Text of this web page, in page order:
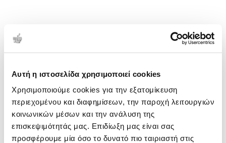
Αυτή η ιστοσελίδα χρησιμοποιεί cookies
Χρησιμοποιούμε cookies για την εξατομίκευση
περιεχομένου και διαφημίσεων, την παροχή λειτουργιών
κοινωνικών μέσων και την ανάλυση της
επισκεψιμότητάς μας. Επιδίωξη μας είναι σας
προσφέρουμε μία όσο το δυνατό πιο ταιριαστή στις